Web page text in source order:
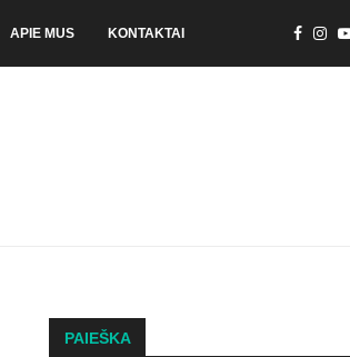
APIE MUS KONTAKTAI
PAIEŠKA